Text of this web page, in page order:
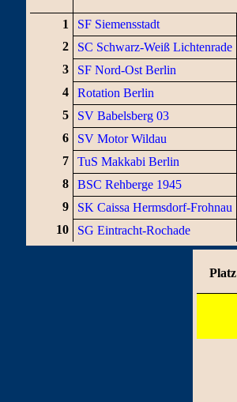
1 SF Siemensstadt
2
SC Schwarz-Weiß Lichtenrade
3
SF Nord-Ost Berlin
4
Rotation Berlin
5
SV Babelsberg 03
6
SV Motor Wildau
7
TuS Makkabi Berlin
8
BSC Rehberge 1945
9
SK Caissa Hermsdorf-Frohnau
10
SG Eintracht-Rochade
Platz